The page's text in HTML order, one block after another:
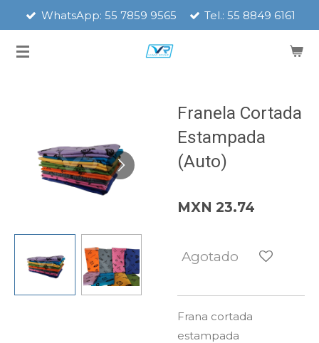
contenido
WhatsApp: 55 7859 9565 Tel.: 55 8849 6161
Franela Cortada
Estampada
(Auto)
MXN 23.74
Agotado
Frana cortada
estampada